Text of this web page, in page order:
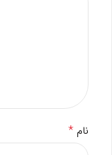
نام *